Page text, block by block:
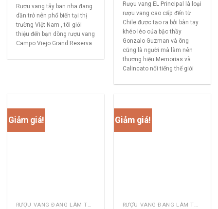
Rượu vang tây ban nha đang
dần trở nên phổ biến tại thị
trường Việt Nam , tôi giới
thiệu đến bạn dòng rượu vang
Campo Viejo Grand Reserva
Rượu vang EL Principal là loại
rượu vang cao cấp đến từ
Chile được tạo ra bởi bàn tay
khéo léo của bậc thầy
Gonzalo Guzman và ông
cũng là người mà làm nên
thương hiệu Memorias và
Calincato nổi tiếng thế giới
Giảm giá!
RƯỢU VANG ĐANG LÀM THỊ TRƯỜNG
Giảm giá!
RƯỢU VANG ĐANG LÀM THỊ TRƯỜNG